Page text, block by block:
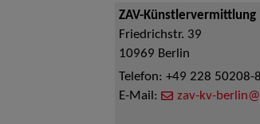
ZAV-
Friedrichstr. 39
10969 Berlin
Telefon: +49 228 50208-
E-Mail:
zav-kv-